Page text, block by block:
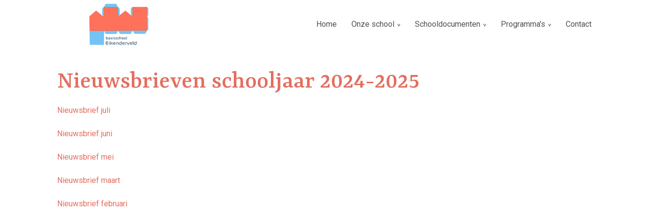
Home Onze school Schooldocumenten Programma's Contact
Nieuwsbrieven schooljaar 2024-2025
Nieuwsbrief juli
Nieuwsbrief juni
Nieuwsbrief mei
Nieuwsbrief maart
Nieuwsbrief februari